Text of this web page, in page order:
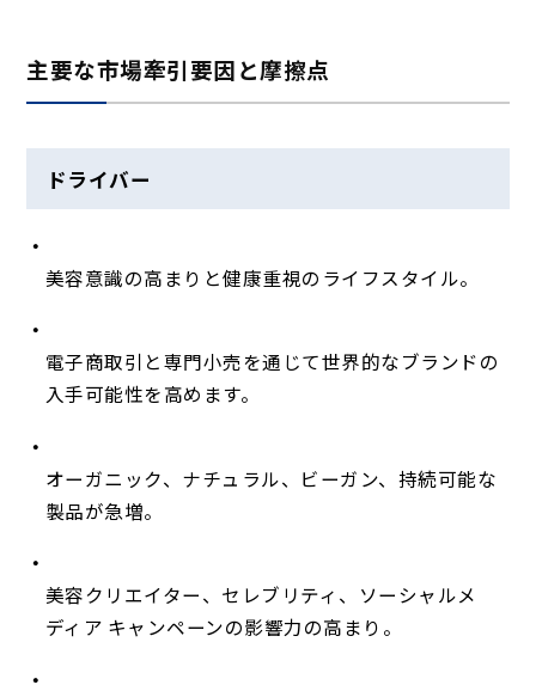
主要な市場牽引要因と摩擦点
ドライバー
美容意識の高まりと健康重視のライフスタイル。
電子商取引と専門小売を通じて世界的なブランドの
入手可能性を高めます。
オーガニック、ナチュラル、ビーガン、持続可能な
製品が急増。
美容クリエイター、セレブリティ、ソーシャルメ
ディア キャンペーンの影響力の高まり。